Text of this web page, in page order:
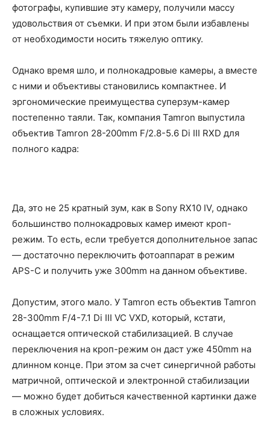
фотографы, купившие эту камеру, получили массу
удовольствия от съемки. И при этом были избавлены
от необходимости носить тяжелую оптику.
Однако время шло, и полнокадровые камеры, а вместе
с ними и объективы становились компактнее. И
эргономические преимущества суперзум-камер
постепенно таяли. Так, компания Tamron выпустила
объектив Tamron 28-200mm F/2.8-5.6 Di III RXD для
полного кадра:
Да, это не 25 кратный зум, как в Sony RX10 IV, однако
большинство полнокадровых камер имеют кроп-
режим. То есть, если требуется дополнительное запас
— достаточно переключить фотоаппарат в режим
APS-C и получить уже 300mm на данном объективе.
Допустим, этого мало. У Tamron есть объектив Tamron
28-300mm F/4-7.1 Di III VC VXD, который, кстати,
оснащается оптической стабилизацией. В случае
переключения на кроп-режим он даст уже 450mm на
длинном конце. При этом за счет синергичной работы
матричной, оптической и электронной стабилизации
— можно будет добиться качественной картинки даже
в сложных условиях.